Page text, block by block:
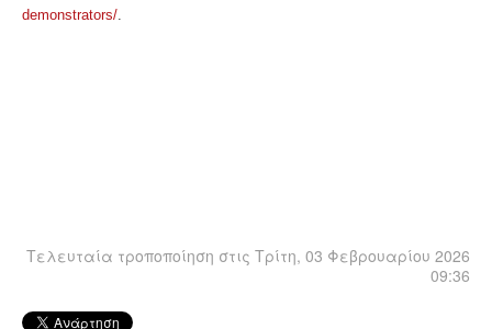
demonstrators/.
Τελευταία τροποποίηση στις Τρίτη, 03 Φεβρουαρίου 2026
09:36